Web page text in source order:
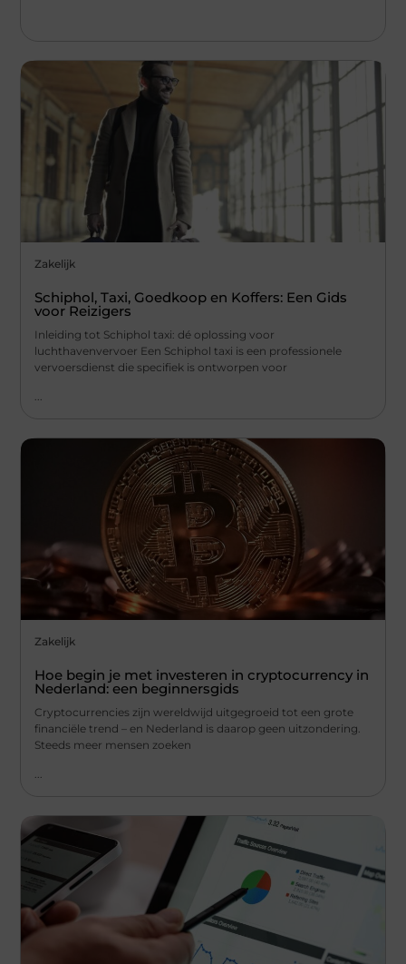
Zakelijk
Schiphol, Taxi, Goedkoop en Koffers: Een Gids
voor Reizigers
Inleiding tot Schiphol taxi: dé oplossing voor
luchthavenvervoer Een Schiphol taxi is een professionele
vervoersdienst die specifiek is ontworpen voor
Zakelijk
Hoe begin je met investeren in cryptocurrency in
Nederland: een beginnersgids
Cryptocurrencies zijn wereldwijd uitgegroeid tot een grote
financiële trend – en Nederland is daarop geen uitzondering.
Steeds meer mensen zoeken
...